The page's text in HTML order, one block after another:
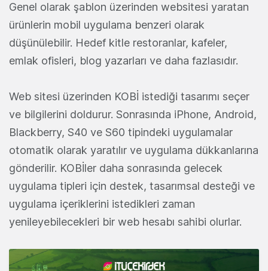
Genel olarak şablon üzerinden websitesi yaratan
ürünlerin mobil uygulama benzeri olarak
düşünülebilir. Hedef kitle restoranlar, kafeler,
emlak ofisleri, blog yazarları ve daha fazlasıdır.
Web sitesi üzerinden KOBİ istediği tasarımı seçer
ve bilgilerini doldurur. Sonrasında iPhone, Android,
Blackberry, S40 ve S60 tipindeki uygulamalar
otomatik olarak yaratılır ve uygulama dükkanlarına
gönderilir. KOBİler daha sonrasında gelecek
uygulama tipleri için destek, tasarımsal desteği ve
uygulama içeriklerini istedikleri zaman
yenileyebilecekleri bir web hesabı sahibi olurlar.